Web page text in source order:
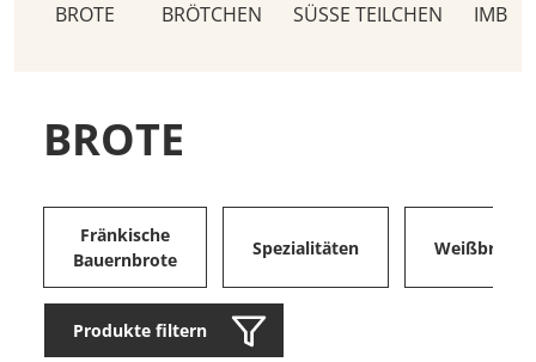
BROTE BRÖTCHEN SÜSSE TEILCHEN
BROTE
Fränkische
Bauernbrote
Spezialitäten Weißbrote
Produkte filtern